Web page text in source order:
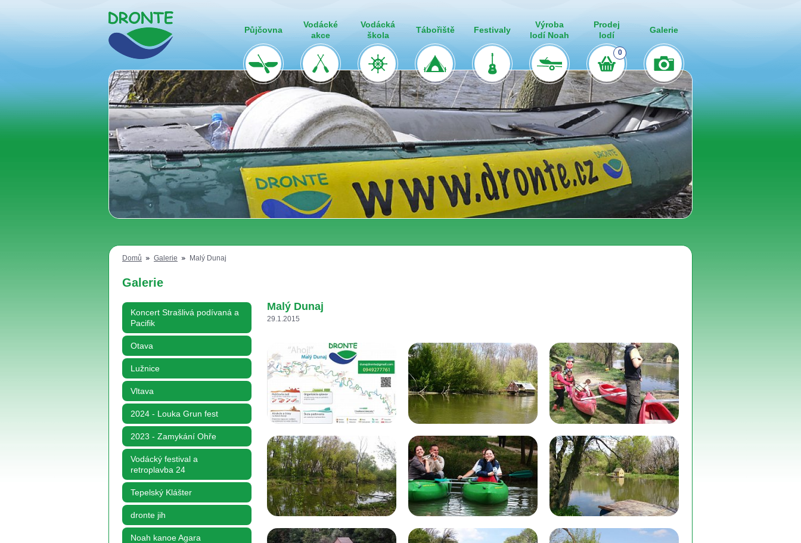
Půjčovna
Vodácké
akce
Vodácká
škola
Tábořiště Festivaly
Výroba
lodí Noah
Prodej
lodí
0
Galerie
Domů Galerie Malý Dunaj
Galerie
Koncert Strašlivá podívaná a
Pacifik
Otava
Lužnice
Vltava
2024 - Louka Grun fest
2023 - Zamykání Ohře
Vodácký festival a
retroplavba 24
Tepelský Klášter
dronte jih
Noah kanoe Agara
Malý Dunaj
29.1.2015